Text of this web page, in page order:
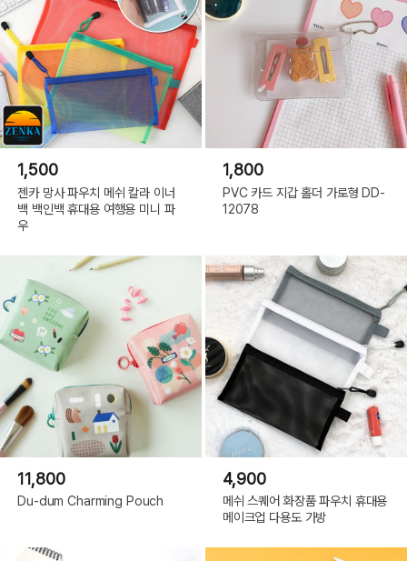
1,500
젠카 망사 파우치 메쉬 칼라 이너
백 백인백 휴대용 여행용 미니 파
우
1,800
PVC 카드 지갑 홀더 가로형 DD-
12078
11,800
Du-dum Charming Pouch
4,900
메쉬 스퀘어 화장품 파우치 휴대용
메이크업 다용도 가방